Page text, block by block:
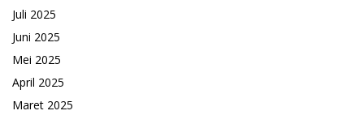
Juli 2025
Juni 2025
Mei 2025
April 2025
Maret 2025